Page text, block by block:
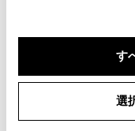
す
選
車の種類、仕様により数値
ールベースが左右で数値が異な